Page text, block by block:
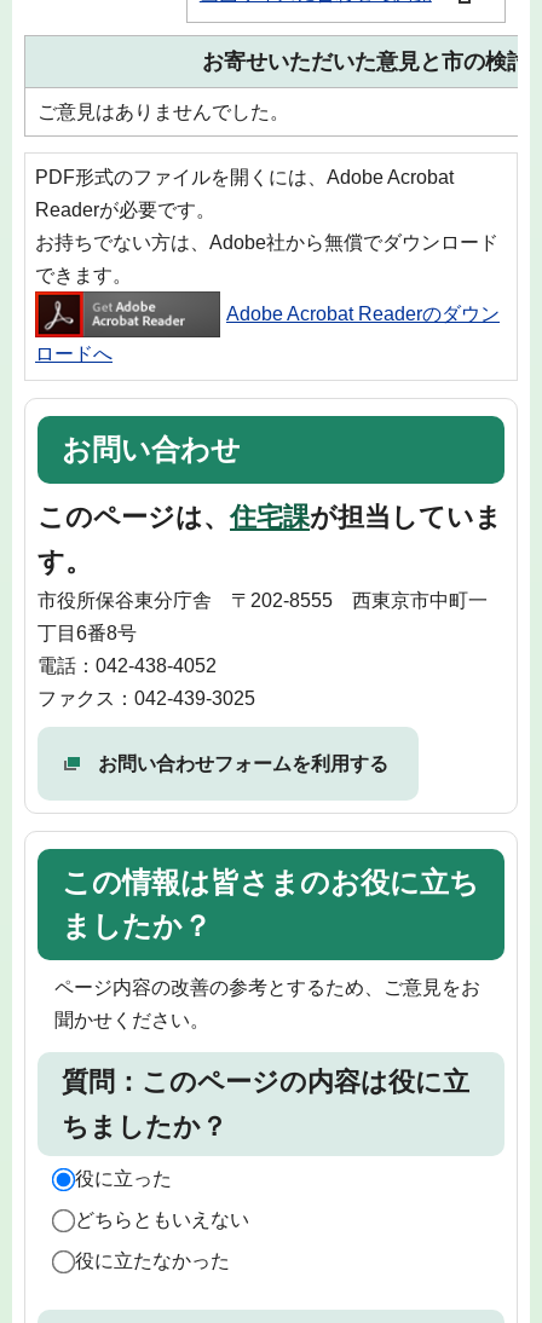
お寄せいただいた意見と市の検討
ご意見はありませんでした。
PDF形式のファイルを開くには、Adobe Acrobat
Readerが必要です。
お持ちでない方は、Adobe社から無償でダウンロード
できます。
Adobe Acrobat Readerのダウン
ロードへ
お問い合わせ
このページは、住宅課が担当していま
す。
市役所保谷東分庁舎 〒202-8555 西東京市中町一
丁目6番8号
電話：042-438-4052
ファクス：042-439-3025
お問い合わせフォームを利用する
この情報は皆さまのお役に立ち
ましたか？
ページ内容の改善の参考とするため、ご意見をお
聞かせください。
質問：このページの内容は役に立
ちましたか？
役に立った
どちらともいえない
役に立たなかった